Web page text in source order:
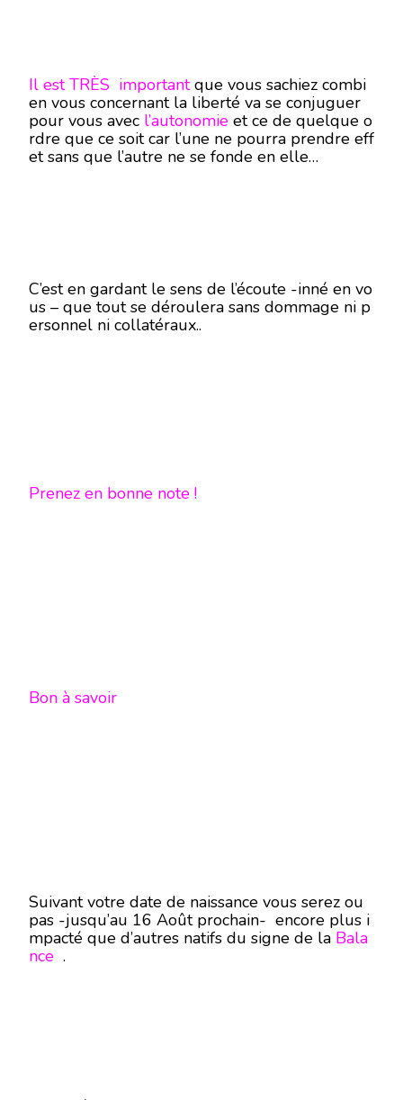
Il est TRÈS importantque vous sachiez combi
en vous concernant la liberté va se conjuguer
pour vous avec l’autonomie et ce de quelque o
rdre que ce soit car l’une ne pourra prendre eff
et sans que l’autre ne se fonde en elle…
C’est en gardant le sens de l’écoute -inné en vo
us – que tout se déroulera sans dommage ni p
ersonnel ni collatéraux..
Prenez en bonne note !
Bon à savoir
Suivant votre date de naissance vous serez ou
pas -jusqu’au 16 Août prochain- encore plus i
mpacté que d’autres natifs du signe de la Bala
nce .